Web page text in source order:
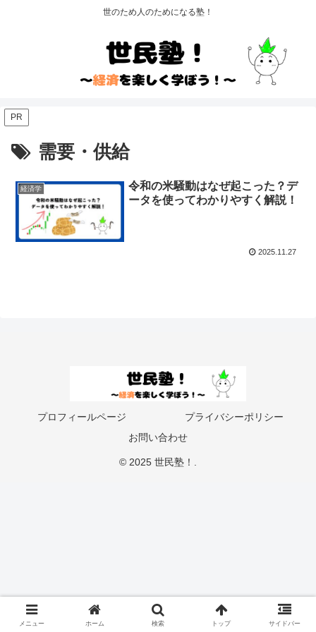
世のため人のためになる塾！
PR
需要・供給
経済学
令和の米騒動はなぜ起こった？デ
ータを使ってわかりやすく解説！
2025.11.27
プロフィールページ
プライバシーポリシー
お問い合わせ
© 2025 世民塾！.
メニュー ホーム 検索 トップ サイドバー